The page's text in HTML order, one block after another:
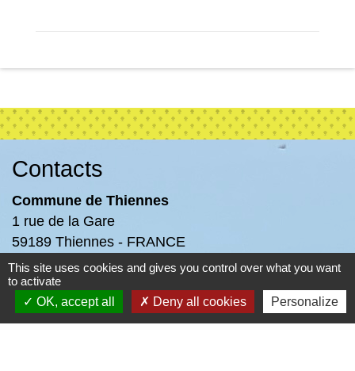
Contacts
Commune de Thiennes
1 rue de la Gare
59189 Thiennes - FRANCE
+33 3 28 43 60 57
- -
This site uses cookies and gives you control over what you want
to activate
OK, accept all
Deny all cookies Personalize